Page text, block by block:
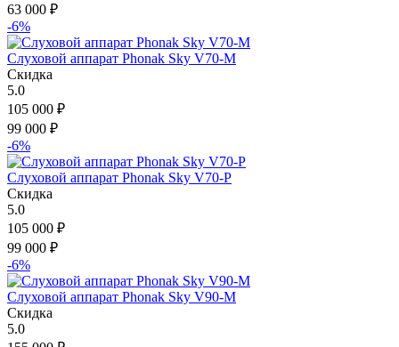
63 000 ₽
-6%
Слуховой аппарат Phonak Sky V70-M
Скидка
5.0
105 000 ₽
99 000 ₽
-6%
Слуховой аппарат Phonak Sky V70-P
Скидка
5.0
105 000 ₽
99 000 ₽
-6%
Слуховой аппарат Phonak Sky V90-M
Скидка
5.0